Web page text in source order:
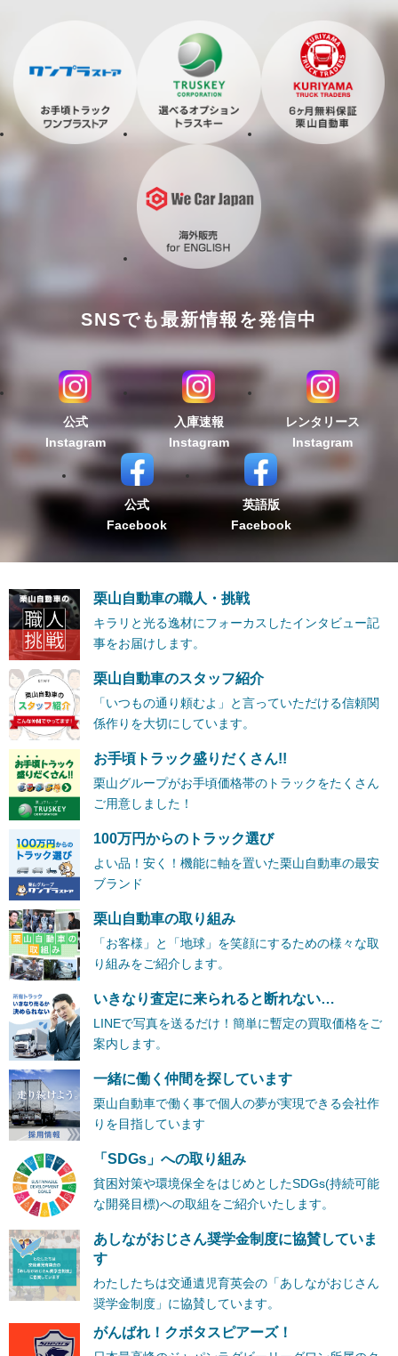
SNSでも最新情報を発信中
公式
Instagram
入庫速報
Instagram
レンタリース
Instagram
公式
Facebook
英語版
Facebook
栗山自動車の職人・挑戦
キラリと光る逸材にフォーカスしたインタビュー記
事をお届けします。
栗山自動車のスタッフ紹介
「いつもの通り頼むよ」と言っていただける信頼関
係作りを大切にしています。
お手頃トラック盛りだくさん!!
栗山グループがお手頃価格帯のトラックをたくさん
ご用意しました！
100万円からのトラック選び
よい品！安く！機能に軸を置いた栗山自動車の最安
ブランド
栗山自動車の取り組み
「お客様」と「地球」を笑顔にするための様々な取
り組みをご紹介します。
いきなり査定に来られると断れない…
LINEで写真を送るだけ！簡単に暫定の買取価格をご
案内します。
一緒に働く仲間を探しています
栗山自動車で働く事で個人の夢が実現できる会社作
りを目指しています
「SDGs」への取り組み
貧困対策や環境保全をはじめとしたSDGs(持続可能
な開発目標)への取組をご紹介いたします。
あしながおじさん奨学金制度に協賛していま
す
わたしたちは交通遺児育英会の「あしながおじさん
奨学金制度」に協賛しています。
がんばれ！クボタスピアーズ！